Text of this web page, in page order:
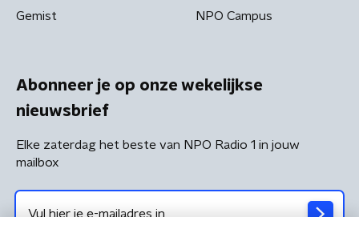
Gemist NPO Campus
Abonneer je op onze wekelijkse
nieuwsbrief
Elke zaterdag het beste van NPO Radio 1 in jouw
mailbox